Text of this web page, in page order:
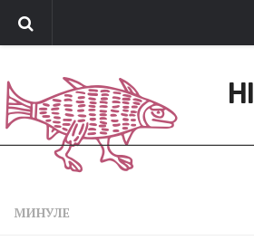
Обратная связь
Поддержать сайт
Зараз
МИНУЛЕ